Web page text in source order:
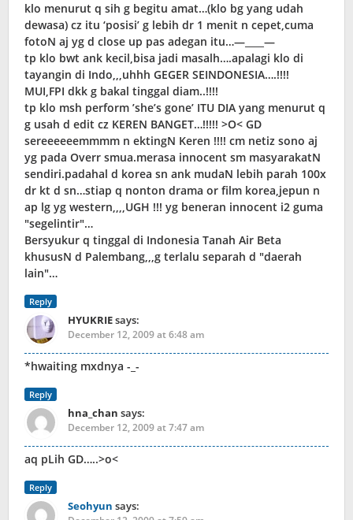
klo menurut q sih g begitu amat…(klo bg yang udah
dewasa) cz itu ‘posisi’ g lebih dr 1 menit n cepet,cuma
fotoN aj yg d close up pas adegan itu…—____—
tp klo bwt ank kecil,bisa jadi masalh….apalagi klo di
tayangin di Indo,,,uhhh GEGER SEINDONESIA….!!!!
MUI,FPI dkk g bakal tinggal diam..!!!!
tp klo msh perform ’she’s gone’ ITU DIA yang menurut q
g usah d edit cz KEREN BANGET…!!!!! >O< GD
sereeeeeemmmm n ektingN Keren !!!! cm netiz sono aj
yg pada Overr smua.merasa innocent sm masyarakatN
sendiri.padahal d korea sn ank mudaN lebih parah 100x
dr kt d sn…stiap q nonton drama or film korea,jepun n
ap lg yg western,,,,UGH !!! yg beneran innocent i2 guma
"segelintir"…
Bersyukur q tinggal di Indonesia Tanah Air Beta
khususN d Palembang,,,g terlalu separah d "daerah
lain"…
Reply
HYUKRIEsays:
December 12, 2009 at 6:48 am
*hwaiting mxdnya -_-
Reply
hna_chan says:
December 12, 2009 at 7:47 am
aq pLih GD…..>o<
Reply
Seohyun says: